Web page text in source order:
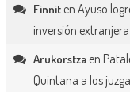
Finniten Ayuso
inversión extranjera
Arukorstzaen
Quintana a los